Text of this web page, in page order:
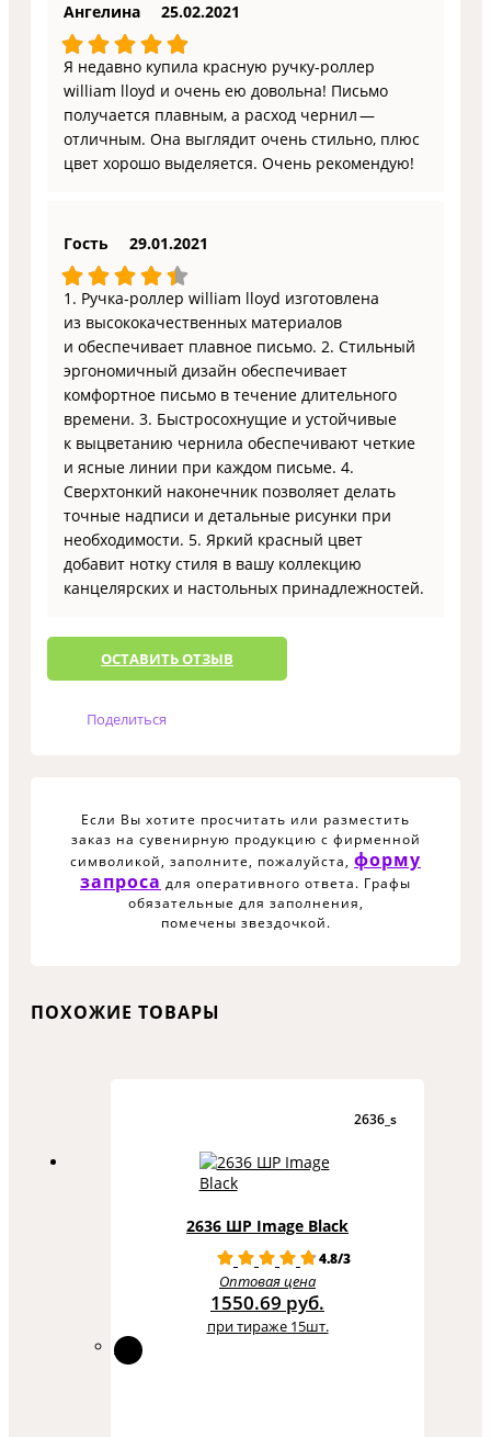
Ангелина 25.02.2021
Я недавно купила красную ручку-роллер
william lloyd и очень ею довольна! Письмо
получается плавным, а расход чернил —
отличным. Она выглядит очень стильно, плюс
цвет хорошо выделяется. Очень рекомендую!
Гость 29.01.2021
1. Ручка-роллер william lloyd изготовлена
из высококачественных материалов
и обеспечивает плавное письмо. 2. Стильный
эргономичный дизайн обеспечивает
комфортное письмо в течение длительного
времени. 3. Быстросохнущие и устойчивые
к выцветанию чернила обеспечивают четкие
и ясные линии при каждом письме. 4.
Сверхтонкий наконечник позволяет делать
точные надписи и детальные рисунки при
необходимости. 5. Яркий красный цвет
добавит нотку стиля в вашу коллекцию
канцелярских и настольных принадлежностей.
ОCТАВИТЬ ОТЗЫВ
Поделиться
Если Вы хотите просчитать или разместить
заказ на сувенирную продукцию с фирменной
символикой, заполните, пожалуйста, форму
запроса для оперативного ответа. Графы
обязательные для заполнения,
помечены звездочкой.
ПОХОЖИЕ ТОВАРЫ
2636_s
2636 ШР Image Black
4.8/3
Оптовая цена
1550.69 руб.
при тираже 15шт.